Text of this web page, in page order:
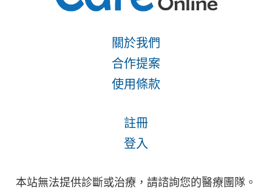
關於我們
合作提案
使用條款
註冊
登入
本站無法提供診斷或治療，請諮詢您的醫療團隊。